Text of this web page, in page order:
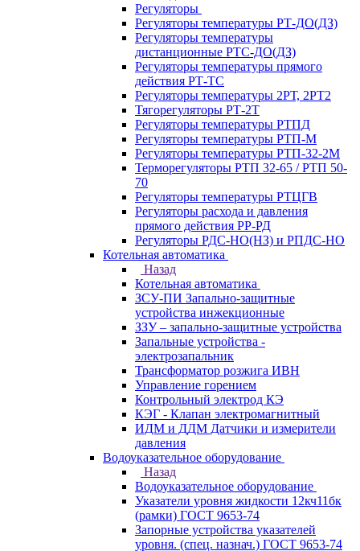
Регуляторы
Регуляторы температуры РТ-ДО(ДЗ)
Регуляторы температуры
дистанционные РТС-ДО(ДЗ)
Регуляторы температуры прямого
действия РТ-ТС
Регуляторы температуры 2РТ, 2РT2
Тягорегуляторы РТ-2Т
Регуляторы температуры РТПД
Регуляторы температуры РТП-M
Регуляторы температуры РТП-32-2М
Терморегуляторы РТП 32-65 / РТП 50-
70
Регуляторы температуры РТЦГВ
Регуляторы расхода и давления
прямого действия РР-РД
Регуляторы РДС-НО(НЗ) и РПДС-НО
Котельная автоматика
Назад
Котельная автоматика
ЗСУ-ПИ Запально-защитные
устройства инжекционные
ЗЗУ – запально-защитные устройства
Запальные устройства -
электрозапальник
Трансформатор розжига ИВН
Управление горением
Контрольный электрод КЭ
КЭГ - Клапан электромагнитный
ИДМ и ДДМ Датчики и измерители
давления
Водоуказательное оборудование
Назад
Водоуказательное оборудование
Указатели уровня жидкости 12кч11бк
(рамки) ГОСТ 9653-74
Запорные устройства указателей
уровня. (спец. назнач.) ГОСТ 9653-74